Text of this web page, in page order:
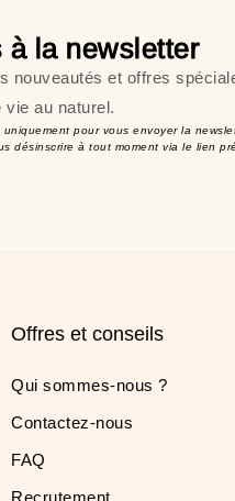
à la newsletter
nouveautés et offres
vie au naturel.
pour vous envoyer la
désinscrire à tout moment via le lien
Offres et conseils
Qui sommes-nous ?
Contactez-nous
FAQ